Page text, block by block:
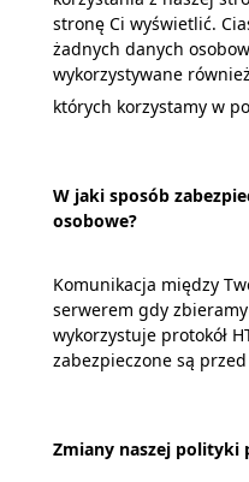
stronę Ci wyświetlić.
żadnych danych
wykorzystywane
których korzystamy w
W jaki sposób
osobowe?
Komunikacja między
serwerem gdy
wykorzystuje protokół
zabezpieczone są
Zmiany naszej polityki